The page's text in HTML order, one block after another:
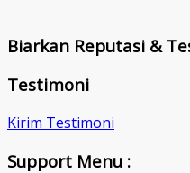
Biarkan Reputasi &
Testimoni
Kirim Testimoni
Support Menu :